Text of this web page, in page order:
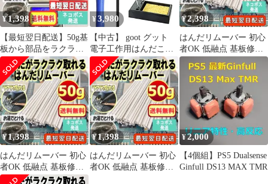
¥1,398
【最短翌日配送】50g基
板から部品をラクラク
外せる！はんだリムー
バー05t036
¥3,980
【中古】 goot グット
電子工作用はんだこて
セット 安定感大型コテ
台付き 半田こて はんだ
吸い取り線 はんだ 40W
BM-40S
¥2,398
はんだリムーバー 初心
者OK 低融点 基板修理
部品取り外し
100g10u019
¥1,398
はんだリムーバー 初心
者OK 低融点 基板修理
部品取り外し 50g05t024
¥1,398
はんだリムーバー 初心
者OK 低融点 基板修理
¥2,000
【4個組】PS5 Dualsense
Ginfull DS13 MAX TMR